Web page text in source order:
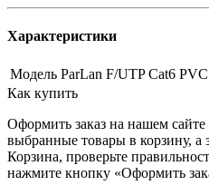
Характеристики
Модель ParLan F/UTP Cat6
Как купить
Оформить заказ на нашем сайте
выбранные товары в корзину, а
Корзина, проверьте
нажмите кнопку «Оформить